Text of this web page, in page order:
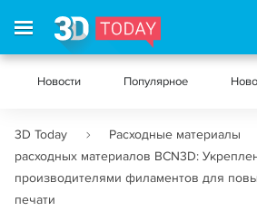
Новости Популярное
3D Today Расходные материалы
расходных материалов BCN3D:
производителями филаментов для
печати